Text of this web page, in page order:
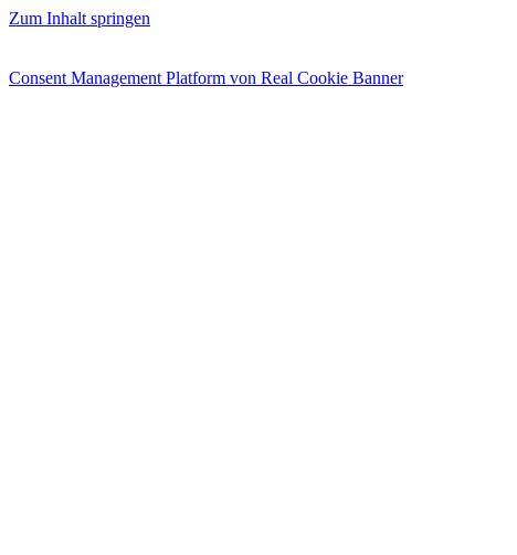
Zum Inhalt springen
Consent Management Platform von Real Cookie Banner